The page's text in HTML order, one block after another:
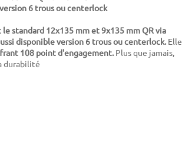
6 trous ou centerlock
standard 12x135 mm et 9x135 mm QR via
disponibleversion 6 trous ou centerlock. Elle
108 point d'engagement. Plus que jamais,
durabilité